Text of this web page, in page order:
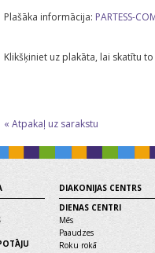
‌Plašāka informācija: PARTESS-
K‌likšķiniet uz plakāta, lai skatītu
« Atpakaļ uz sarakstu
DIAKONIJAS CENTRS
DIENAS CENTRI
Mēs
Paaudzes
Roku rokā